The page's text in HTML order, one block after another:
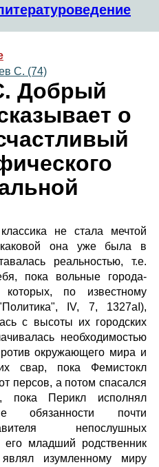
С. (74)
Добрый
о
не стала мечтой
каковой она уже была в
реальностью, т.е.
пока вольные города-
которых, по известному
IV, 7, 1327aI),
с высоты их городских
необходимостью
окружающего мира и
свар, пока Фемистокл
персов, а потом спасался
пока Перикл исполнял
обязанности почти
непослушных
младший родственник
изумленному миру